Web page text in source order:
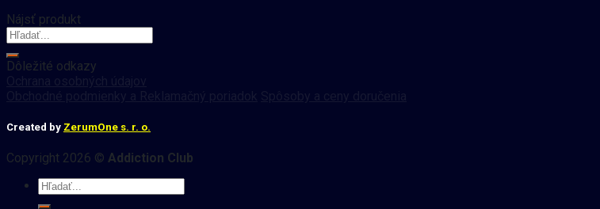
Nájsť produkt
Dôležité odkazy
Created by ZerumOne s. r. o.
Copyright 2026 © Addiction Club